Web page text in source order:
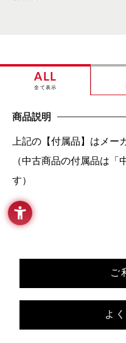
ALL
全て表示
商品説明
上記の【付属品】はメー
（中古商品の付属品は「
す）
ご
よ